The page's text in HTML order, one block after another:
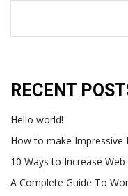
RECENT
Hello world!
How to make Impressive
10 Ways to Increase
A Complete Guide To